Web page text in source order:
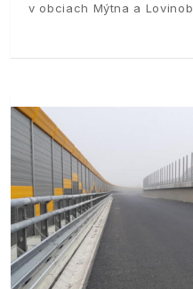
v obciach Mýtna a